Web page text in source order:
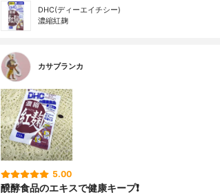
DHC(ディーエイチシー)
濃縮紅麹
カサブランカ
5.00
醗酵食品のエキスで健康キープ❗️